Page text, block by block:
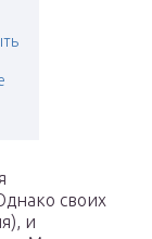
своих
и